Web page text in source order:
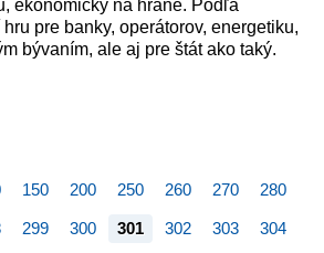
ekonomicky na hrane. Podľa
pre banky, operátorov, energetiku,
bývaním, ale aj pre štát ako taký.
150 200 250 260 270 280
299 300 301 302 303
304